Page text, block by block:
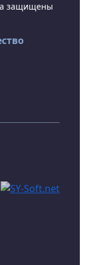
защищены